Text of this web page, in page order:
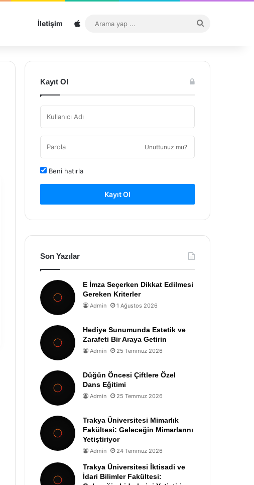
İletişim Sitemap
...
Kayıt Ol
Unuttunuz mu?
Beni hatırla
Kayıt Ol
Son Yazılar
E İmza Seçerken Dikkat Edilmesi
Gereken Kriterler
Admin 1 Ağustos 2026
Hediye Sunumunda Estetik ve
Zarafeti Bir Araya Getirin
Admin 25 Temmuz 2026
Düğün Öncesi Çiftlere Özel
Dans Eğitimi
Admin 25 Temmuz 2026
Trakya Üniversitesi Mimarlık
Fakültesi: Geleceğin Mimarlarını
Yetiştiriyor
Admin 24 Temmuz 2026
Trakya Üniversitesi İktisadi ve
İdari Bilimler Fakültesi: